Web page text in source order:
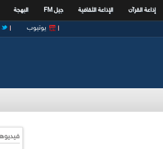
إذاعة القرآن الإذاعة الثقافية جيل FM البهجة
يوتيوب